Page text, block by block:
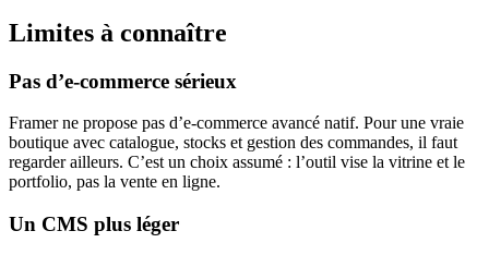
Limites à connaître
Pas d’e-commerce sérieux
Framer ne propose pas d’e-commerce avancé natif. Pour une vraie
boutique avec catalogue, stocks et gestion des commandes, il faut
regarder ailleurs. C’est un choix assumé : l’outil vise la vitrine et le
portfolio, pas la vente en ligne.
Un CMS plus léger